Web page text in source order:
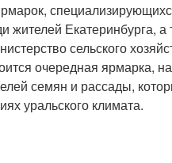
Екатеринбурга, а
сельского
очередная ярмарка,
семян и рассады,
уральского климата.